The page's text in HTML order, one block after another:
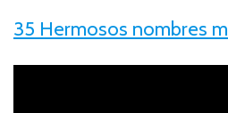
35 Hermosos nombres m